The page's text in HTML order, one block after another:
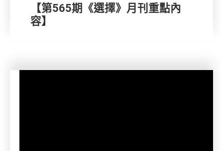
【第565期《選擇》月刊重點內
容】